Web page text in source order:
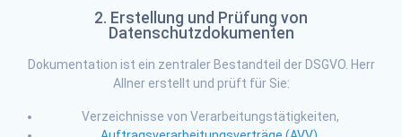
2. Erstellung und Prüfung von
Datenschutzdokumenten
Dokumentation ist ein zentraler Bestandteil der DSGVO. Herr
Allner erstellt und prüft für Sie:
Verzeichnisse von Verarbeitungstätigkeiten,